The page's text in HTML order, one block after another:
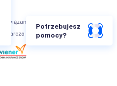
Rozwiązania produktowe
dostarcza
Potrzebujesz
pomocy?